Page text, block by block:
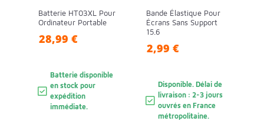
Batterie HT03XL Pour
Ordinateur Portable
28,99 €
Batterie disponible
en stock pour
expédition
immédiate.
Bande Élastique Pour
Écrans Sans Support
15.6
2,99 €
Disponible. Délai de
livraison : 2-3 jours
ouvrés en France
métropolitaine.